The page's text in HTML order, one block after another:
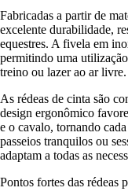
Fabricadas a partir de
excelente durabilidade,
equestres. A fivela em
permitindo uma
treino ou lazer ao ar livre.
As rédeas de cinta são
design ergonômico
e o cavalo, tornando
passeios tranquilos ou
adaptam a todas as
Pontos fortes das rédeas